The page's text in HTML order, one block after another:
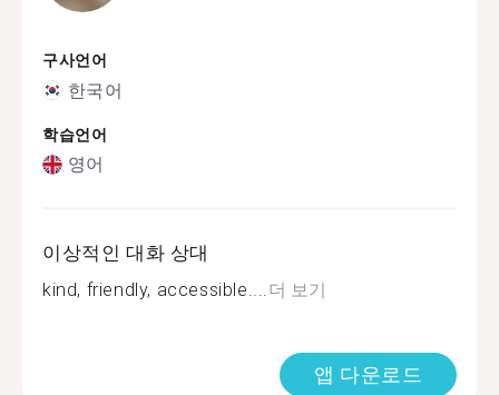
구사언어
한국어
학습언어
영어
이상적인 대화 상대
kind, friendly, accessible....더 보기
앱 다운로드